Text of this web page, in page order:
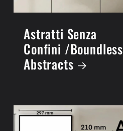
Astratti Senza
Confini /Boundless
Abstracts